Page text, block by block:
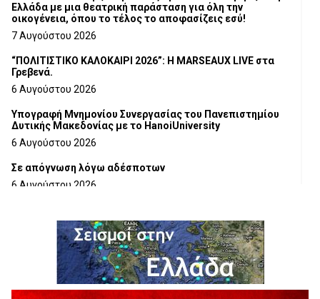
Ελλάδα με μια θεατρική παράσταση για όλη την
οικογένεια, όπου το τέλος το αποφασίζεις εσύ!
7 Αυγούστου 2026
“ΠΟΛΙΤΙΣΤΙΚΟ ΚΑΛΟΚΑΙΡΙ 2026”: Η MARSEAUX LIVE στα
Γρεβενά.
6 Αυγούστου 2026
Υπογραφή Μνημονίου Συνεργασίας του Πανεπιστημίου
Δυτικής Μακεδονίας με το HanoiUniversity
6 Αυγούστου 2026
Σε απόγνωση λόγω αδέσποτων
6 Αυγούστου 2026
6 Αυγούστου 2026
Ολοκληρώνεται η ασφαλτόστρωση της οδού Περιβόλι –
6 Αυγούστου 2026